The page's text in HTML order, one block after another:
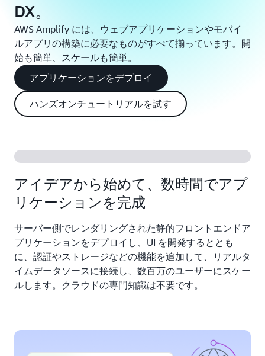
DX。
AWS Amplify には、ウェブアプリケーションやモバイ
ルアプリの構築に必要なものがすべて揃っています。開
始も簡単、スケールも簡単。
アプリケーションをデプロイ
ハンズオンチュートリアルを試す
アイデアから始めて、数時間でアプ
リケーションを完成
サーバー側でレンダリングされた静的フロントエンドア
プリケーションをデプロイし、UI を開発するととも
に、認証やストレージなどの機能を追加して、リアルタ
イムデータソースに接続し、数百万のユーザーにスケー
ルします。クラウドの専門知識は不要です。